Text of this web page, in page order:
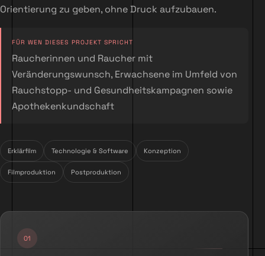
Orientierung zu geben, ohne Druck aufzubauen.
FÜR WEN DIESES PROJEKT SPRICHT
Raucherinnen und Raucher mit
Veränderungswunsch, Erwachsene im Umfeld von
Rauchstopp- und Gesundheitskampagnen sowie
Apothekenkundschaft
Erklärfilm Technologie & Software Konzeption
Filmproduktion Postproduktion